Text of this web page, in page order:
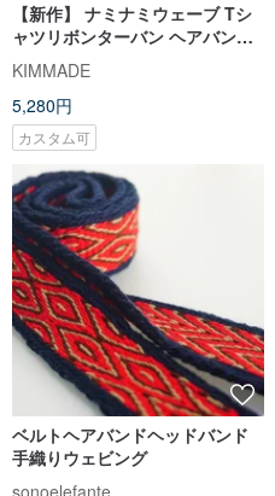
【新作】 ナミナミウェーブ Tシ
ャツリボンターバン ヘアバンド /
オーガニックコットン
KIMMADE
5,280円
カスタム可
ベルトヘアバンドヘッドバンド
手織りウェビング
sonoelefante